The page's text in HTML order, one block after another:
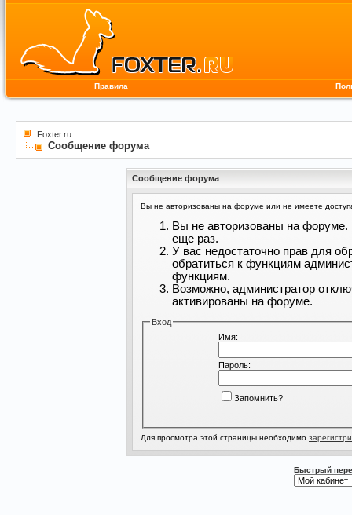
Правила
Foxter.ru
Сообщение форума
Сообщение форума
Вы не авторизованы на форуме или не имеете
Вы не авторизованы на форуме.
еще раз.
У вас недостаточно прав для
обратиться к функциям
функциям.
Возможно, администратор
активированы на форуме.
Вход
Имя:
Пароль:
Запомнить?
Для просмотра этой страницы необходимо
Быстрый